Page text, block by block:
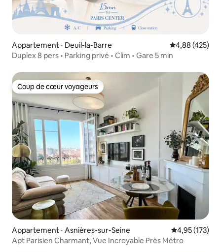
Appartement ⋅ Deuil-la-Barre Évaluation
4,88 (425)
Duplex 8 pers • Parking privé • Clim • Gare 5 min
Coup de cœur voyageurs
Coup de cœur voyageurs
Appartement ⋅ Asnières-sur-Seine Évaluation
4,95 (173)
Apt Parisien Charmant, Vue Incroyable Près Métro